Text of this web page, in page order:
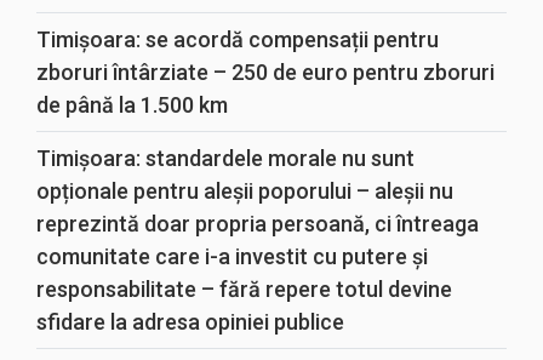
Timișoara: se acordă compensații pentru
zboruri întârziate – 250 de euro pentru zboruri
de până la 1.500 km
Timișoara: standardele morale nu sunt
opționale pentru aleșii poporului – aleșii nu
reprezintă doar propria persoană, ci întreaga
comunitate care i-a investit cu putere și
responsabilitate – fără repere totul devine
sfidare la adresa opiniei publice